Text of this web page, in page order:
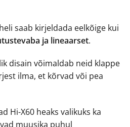
saab kirjeldada eelkõige kui
ja lineaarset.
disain võimaldab neid klappe
ilma, et kõrvad või pea
Hi-X60 heaks valikuks ka
muusika puhul